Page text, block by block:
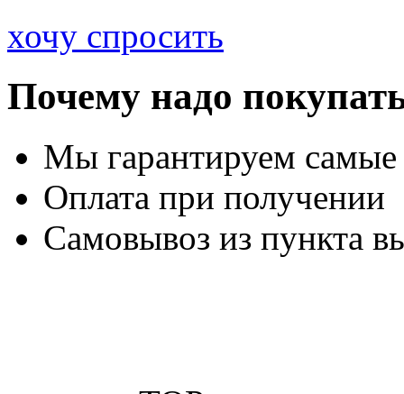
хочу спросить
Почему надо
Мы гарантируем
Оплата при получении
Самовывоз из пункта